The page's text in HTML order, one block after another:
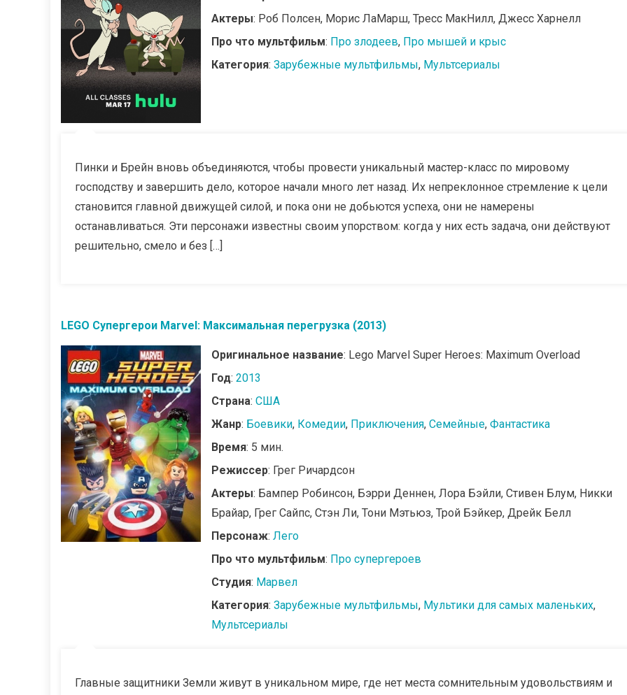
Актеры: Роб Полсен, Морис ЛаМарш, Тресс МакНилл, Джесс Харнелл
Про что мультфильм: Про злодеев, Про мышей и крыс
Категория: Зарубежные мультфильмы, Мультсериалы
Пинки и Брейн вновь объединяются, чтобы провести уникальный мастер-класс по мировому
господству и завершить дело, которое начали много лет назад. Их непреклонное стремление к цели
становится главной движущей силой, и пока они не добьются успеха, они не намерены
останавливаться. Эти персонажи известны своим упорством: когда у них есть задача, они действуют
решительно, смело и без […]
LEGO Супергерои Marvel: Максимальная перегрузка (2013)
Оригинальное название: Lego Marvel Super Heroes: Maximum Overload
Год: 2013
Страна: США
Жанр: Боевики, Комедии, Приключения, Семейные, Фантастика
Время: 5 мин.
Режиссер: Грег Ричардсон
Актеры: Бампер Робинсон, Бэрри Деннен, Лора Бэйли, Стивен Блум, Никки
Брайар, Грег Сайпс, Стэн Ли, Тони Мэтьюз, Трой Бэйкер, Дрейк Белл
Персонаж: Лего
Про что мультфильм: Про супергероев
Студия: Марвел
Категория: Зарубежные мультфильмы, Мультики для самых маленьких,
Мультсериалы
Главные защитники Земли живут в уникальном мире, где нет места сомнительным удовольствиям и